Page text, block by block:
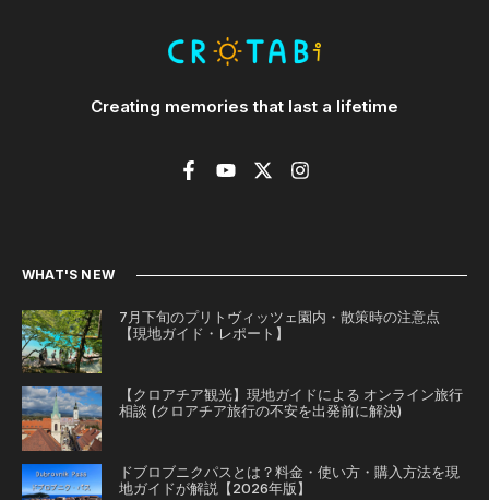
Creating memories that last a lifetime
WHAT'S NEW
7月下旬のプリトヴィッツェ園内・散策時の注意点
【現地ガイド・レポート】
【クロアチア観光】現地ガイドによる オンライン旅行
相談 (クロアチア旅行の不安を出発前に解決)
ドブロブニクパスとは？料金・使い方・購入方法を現
地ガイドが解説【2026年版】